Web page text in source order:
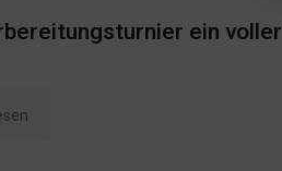
ein voller